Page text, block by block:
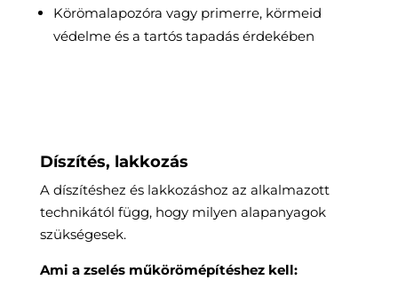
Körömalapozóra vagy primerre, körmeid
védelme és a tartós tapadás érdekében
Díszítés, lakkozás
A díszítéshez és lakkozáshoz az alkalmazott
technikától függ, hogy milyen alapanyagok
szükségesek.
Ami a zselés műkörömépítéshez kell: